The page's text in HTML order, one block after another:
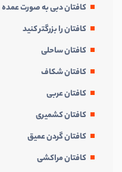
کافتان دبی به صورت عمده
کافتان را بزرگتر کنید
کافتان ساحلی
کافتان شکاف
کافتان عربی
کافتان کشمیری
کافتان گردن عمیق
کافتان مراکشی